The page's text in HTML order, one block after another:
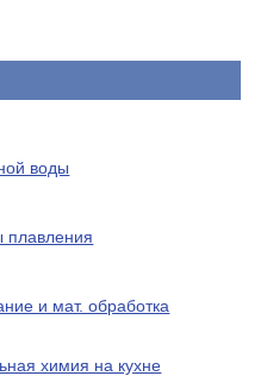
воды
плавления
и мат. обработка
химия на кухне